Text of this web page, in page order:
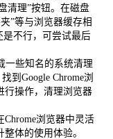
清理”按钮。在磁盘
”等与浏览器缓存相
是不行，可尝试最后
一些知名的系统清理
到Google Chrome浏
行操作，清理浏览器
浏览器中灵活
体的使用体验。